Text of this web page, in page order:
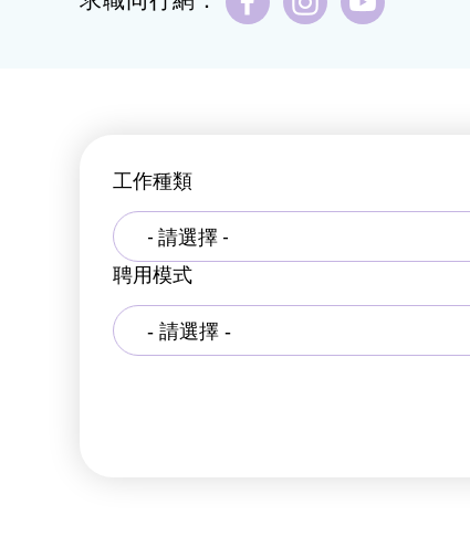
工作種類
- 請選擇 -
聘用模式